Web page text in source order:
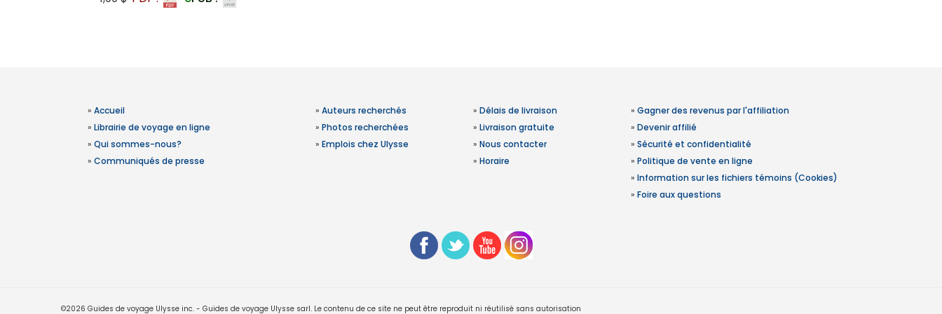
» Accueil
» Librairie de voyage en ligne
» Qui sommes-nous?
» Communiqués de presse
» Auteurs recherchés
» Photos recherchées
» Emplois chez Ulysse
» Délais de livraison
» Livraison gratuite
» Nous contacter
» Horaire
» Gagner des revenus par l'affiliation
» Devenir affilié
» Sécurité et confidentialité
» Politique de vente en ligne
» Information sur les fichiers témoins (Cookies)
» Foire aux questions
©2026 Guides de voyage Ulysse inc. - Guides de voyage Ulysse sarl. Le contenu de ce site ne peut être reproduit ni réutilisé sans autorisation